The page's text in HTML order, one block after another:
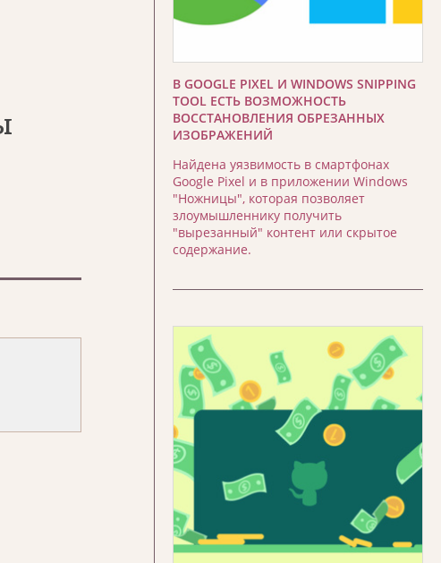
В GOOGLE PIXEL И WINDOWS SNIPPING
TOOL ЕСТЬ ВОЗМОЖНОСТЬ
ВОССТАНОВЛЕНИЯ ОБРЕЗАННЫХ
ИЗОБРАЖЕНИЙ
Найдена уязвимость в смартфонах
Google Pixel и в приложении Windows
"Ножницы", которая позволяет
злоумышленнику получить
"вырезанный" контент или скрытое
содержание.